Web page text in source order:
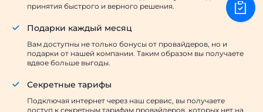
принятия быстрого и верного решения.
Подарки каждый месяц
Вам доступны не только бонусы от провайдеров, но и
подарки от нашей компании. Таким образом вы получаете
вдвое больше выгоды.
Секретные тарифы
Подключая интернет через наш сервис, вы получаете
доступ к секретным тарифам провайдеров, которых нет на